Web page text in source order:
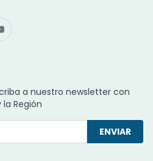
a nuestro newsletter con
Región
ENVIAR